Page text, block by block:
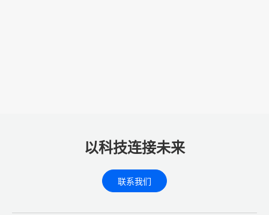
以科技连接未来
联系我们